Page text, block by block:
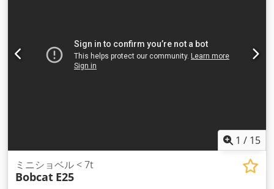
1 / 15
ミニショベル < 7t
Bobcat E25